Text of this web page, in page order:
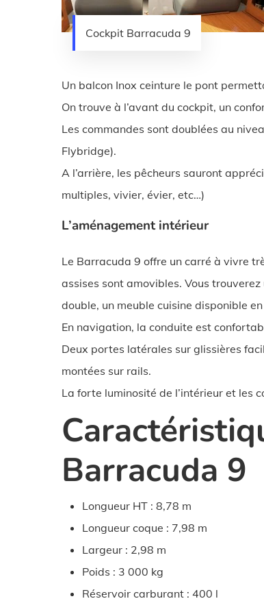
Cockpit Barracuda 9
Un balcon Inox ceinture le pont
On trouve à l’avant du cockpit, un
Les commandes sont doublées au
Flybridge).
A l’arrière, les pêcheurs sauront
multiples, vivier, évier, etc…)
L’aménagement intérieur
Le Barracuda 9 offre un carré à vivre
assises sont amovibles. Vous
double, un meuble cuisine disponible
En navigation, la conduite est
Deux portes latérales sur glissières
montées sur rails.
La forte luminosité de l’intérieur et les
Barracuda 9
Longueur HT : 8,78 m
Longueur coque : 7,98 m
Largeur : 2,98 m
Poids : 3 000 kg
Réservoir carburant : 400 l